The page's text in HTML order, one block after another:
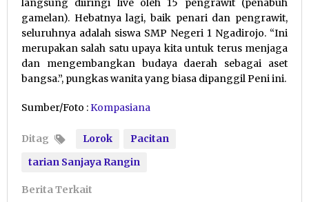
langsung diiringi live oleh 15 pengrawit (penabuh
gamelan). Hebatnya lagi, baik penari dan pengrawit,
seluruhnya adalah siswa SMP Negeri 1 Ngadirojo. “Ini
merupakan salah satu upaya kita untuk terus menjaga
dan mengembangkan budaya daerah sebagai aset
bangsa.”, pungkas wanita yang biasa dipanggil Peni ini.
Sumber/Foto :Kompasiana
Ditag Lorok
Pacitan
tarian Sanjaya Rangin
Berita Terkait